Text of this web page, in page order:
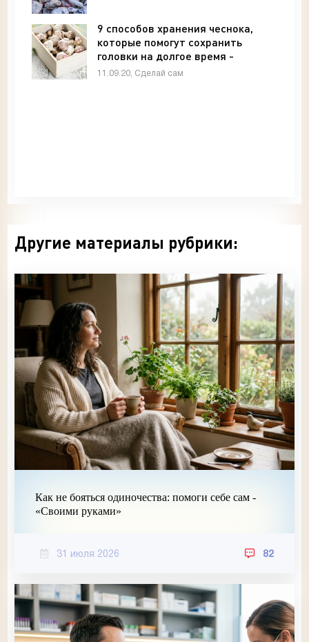
9 способов хранения чеснока,
которые помогут сохранить
головки на долгое время -
«Сделай сам»
11.09.20, Сделай сам
Другие материалы рубрики:
Как не бояться одиночества: помоги себе сам -
«Своими руками»
31 июля 2026 82